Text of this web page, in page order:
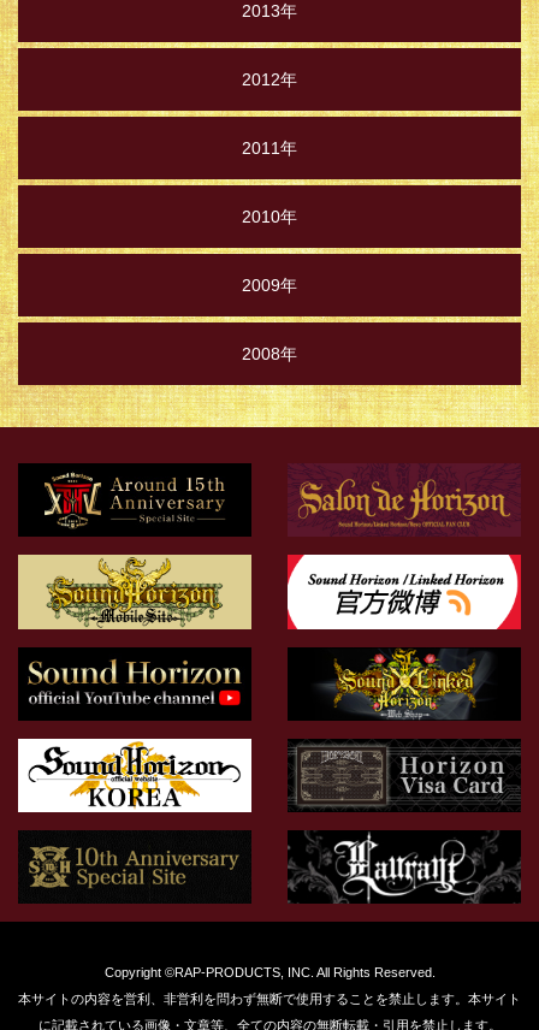
2013年
2012年
2011年
2010年
2009年
2008年
Copyright ©RAP-PRODUCTS, INC. All Rights Reserved.
本サイトの内容を営利、非営利を問わず無断で使用することを禁止します。本サイト
に記載されている画像・文章等、全ての内容の無断転載・引用を禁止します。